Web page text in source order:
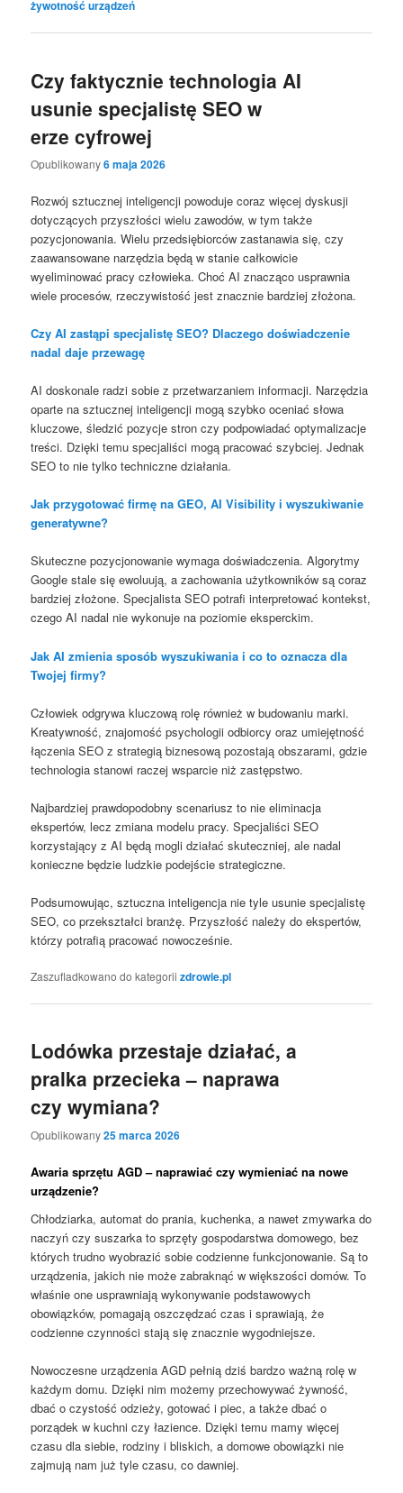
żywotność urządzeń
Czy faktycznie technologia AI
usunie specjalistę SEO w
erze cyfrowej
Opublikowany6 maja 2026
Rozwój sztucznej inteligencji powoduje coraz więcej dyskusji
dotyczących przyszłości wielu zawodów, w tym także
pozycjonowania. Wielu przedsiębiorców zastanawia się, czy
zaawansowane narzędzia będą w stanie całkowicie
wyeliminować pracy człowieka. Choć AI znacząco usprawnia
wiele procesów, rzeczywistość jest znacznie bardziej złożona.
Czy AI zastąpi specjalistę SEO? Dlaczego doświadczenie
nadal daje przewagę
AI doskonale radzi sobie z przetwarzaniem informacji. Narzędzia
oparte na sztucznej inteligencji mogą szybko oceniać słowa
kluczowe, śledzić pozycje stron czy podpowiadać optymalizacje
treści. Dzięki temu specjaliści mogą pracować szybciej. Jednak
SEO to nie tylko techniczne działania.
Jak przygotować firmę na GEO, AI Visibility i wyszukiwanie
generatywne?
Skuteczne pozycjonowanie wymaga doświadczenia. Algorytmy
Google stale się ewoluują, a zachowania użytkowników są coraz
bardziej złożone. Specjalista SEO potrafi interpretować kontekst,
czego AI nadal nie wykonuje na poziomie eksperckim.
Jak AI zmienia sposób wyszukiwania i co to oznacza dla
Twojej firmy?
Człowiek odgrywa kluczową rolę również w budowaniu marki.
Kreatywność, znajomość psychologii odbiorcy oraz umiejętność
łączenia SEO z strategią biznesową pozostają obszarami, gdzie
technologia stanowi raczej wsparcie niż zastępstwo.
Najbardziej prawdopodobny scenariusz to nie eliminacja
ekspertów, lecz zmiana modelu pracy. Specjaliści SEO
korzystający z AI będą mogli działać skuteczniej, ale nadal
konieczne będzie ludzkie podejście strategiczne.
Podsumowując, sztuczna inteligencja nie tyle usunie specjalistę
SEO, co przekształci branżę. Przyszłość należy do ekspertów,
którzy potrafią pracować nowocześnie.
Zaszufladkowano do kategorii zdrowie.pl
Lodówka przestaje działać, a
pralka przecieka – naprawa
czy wymiana?
Opublikowany25 marca 2026
Awaria sprzętu AGD – naprawiać czy wymieniać na nowe
urządzenie?
Chłodziarka, automat do prania, kuchenka, a nawet zmywarka do
naczyń czy suszarka to sprzęty gospodarstwa domowego, bez
których trudno wyobrazić sobie codzienne funkcjonowanie. Są to
urządzenia, jakich nie może zabraknąć w większości domów. To
właśnie one usprawniają wykonywanie podstawowych
obowiązków, pomagają oszczędzać czas i sprawiają, że
codzienne czynności stają się znacznie wygodniejsze.
Nowoczesne urządzenia AGD pełnią dziś bardzo ważną rolę w
każdym domu. Dzięki nim możemy przechowywać żywność,
dbać o czystość odzieży, gotować i piec, a także dbać o
porządek w kuchni czy łazience. Dzięki temu mamy więcej
czasu dla siebie, rodziny i bliskich, a domowe obowiązki nie
zajmują nam już tyle czasu, co dawniej.